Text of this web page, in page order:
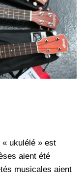
« ukulélé » est
aient été
musicales aient